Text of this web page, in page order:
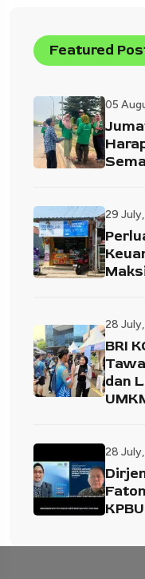
Featured
05
29
28
BRI
dan
28